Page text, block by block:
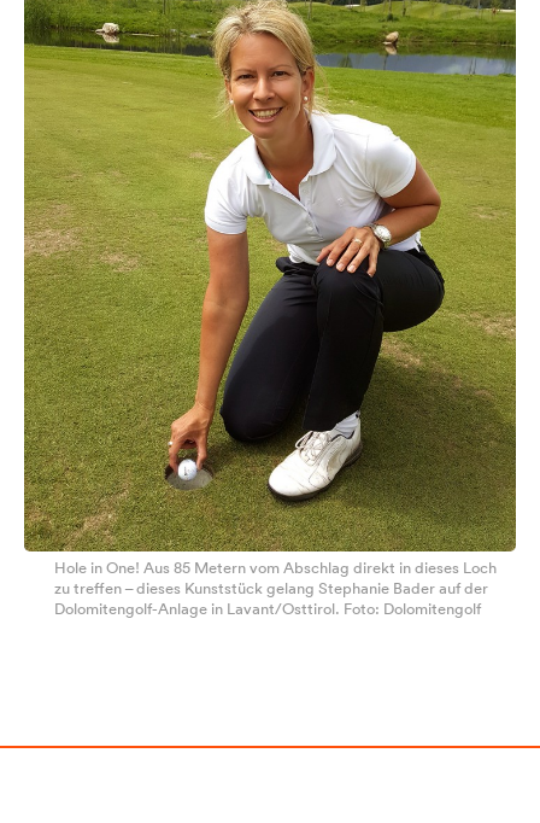
Hole in One! Aus 85 Metern vom Abschlag direkt in dieses Loch
zu treffen – dieses Kunststück gelang Stephanie Bader auf der
Dolomitengolf-Anlage in Lavant/Osttirol. Foto: Dolomitengolf